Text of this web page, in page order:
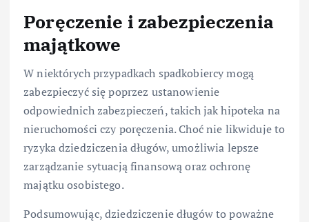
Poręczenie i zabezpieczenia
majątkowe
W niektórych przypadkach spadkobiercy mogą
zabezpieczyć się poprzez ustanowienie
odpowiednich zabezpieczeń, takich jak hipoteka na
nieruchomości czy poręczenia. Choć nie likwiduje to
ryzyka dziedziczenia długów, umożliwia lepsze
zarządzanie sytuacją finansową oraz ochronę
majątku osobistego.
Podsumowując, dziedziczenie długów to poważne